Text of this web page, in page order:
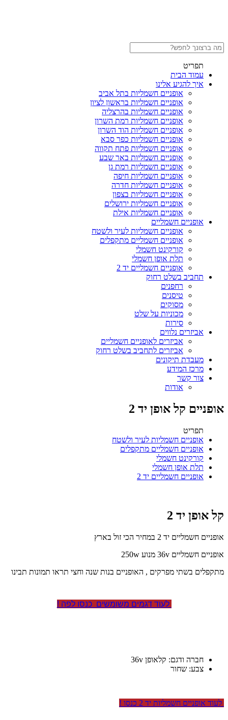
תפריט
עמוד הבית
איך להגיע אלינו
אופניים חשמליות בתל אביב
אופניים חשמליות בראשון לציון
אופניים חשמליות בהרצליה
אופניים חשמליות רמת השרון
אופניים חשמליות הוד השרון
אופניים חשמליות כפר סבא
אופניים חשמליות פתח תקווה
אופניים חשמליות באר שבע
אופניים חשמליות רמת גן
אופניים חשמליות חיפה
אופניים חשמליות חדרה
אופניים חשמליות בצפון
אופניים חשמליות ירושלים
אופניים חשמליות אילת
אופניים חשמליים
אופניים חשמליות לעיר ולשטח
אופניים חשמליים מתקפלים
קורקינט חשמלי
תלת אופן חשמלי
אופניים חשמליים יד 2
תחביב בשלט רחוק
רחפנים
טיסנים
מסוקים
מכוניות על שלט
סירות
אביזרים נלווים
אביזרים לאופניים חשמליים
אביזרים לתחביב בשלט רחוק
מעבדת תיקונים
מרכז המידע
צור קשר
אודות
אופניים קל אופן יד 2
תפריט
אופניים חשמליות לעיר ולשטח
אופניים חשמליים מתקפלים
קורקינט חשמלי
תלת אופן חשמלי
אופניים חשמליים יד 2
קל אופן יד 2
אופניים חשמליים יד 2 במחיר הכי זול בארץ
אופניים חשמליים 36v מנוע 250w
מתקפלים בשתי מפרקים , האופניים בנות שנה וחצי תראו תמונות תבינו
לעוד דגמים משומשים כנסו לפה !
חברה ודגם: קלאופן 36v
צבע: שחור
לעוד אופניים חשמליות יד 2 כנסו !